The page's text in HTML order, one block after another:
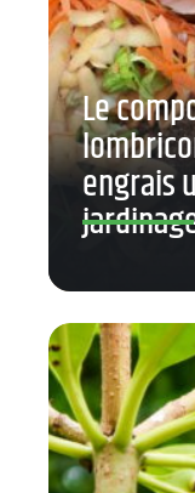
Le
engrais